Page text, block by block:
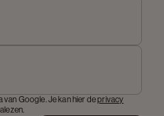
van Google. Je kan hier deprivacy